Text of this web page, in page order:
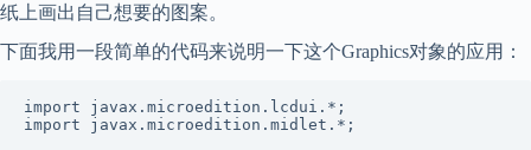
纸上画出自己想要的图案。
下面我用一段简单的代码来说明一下这个Graphics对象的应用：
import javax.microedition.lcdui.*;
import javax.microedition.midlet.*;